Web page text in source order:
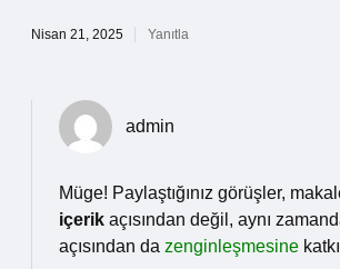
Nisan 21, 2025 Yanıtla
admin
Müge! Paylaştığınız görüşler,
içerik açısından değil, aynı
açısından da zenginleşmesine